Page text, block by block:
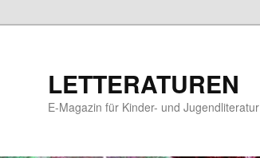
LETTERATUREN
E-Magazin für Kinder- und Jugendliteratur